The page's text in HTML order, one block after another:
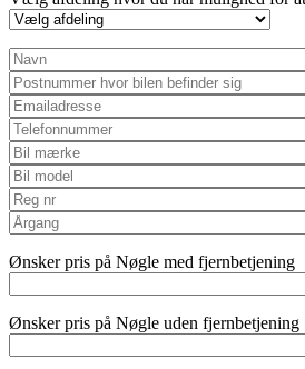
Ønsker pris på Nøgle med fjernbetjening
Ønsker pris på Nøgle uden fjernbetjening